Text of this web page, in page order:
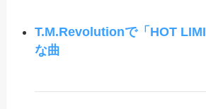
T.M.Revolutionで「HOT
な曲